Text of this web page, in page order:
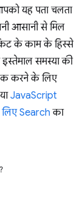
यह पता चलता
आसानी से मिल
के काम के हिस्से
समस्या की
करने के लिए
JavaScript
Search का